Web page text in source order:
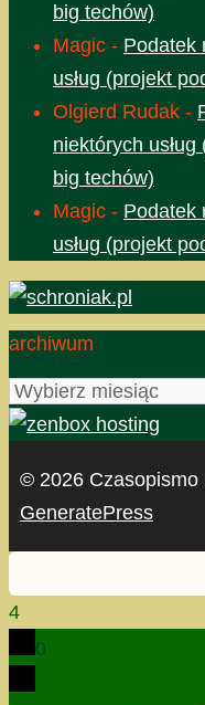
big techów)
Magic - Podatek
usług (projekt
Olgierd Rudak -
niektórych
big techów)
Magic - Podatek
usług (projekt
archiwum
archiwum
© 2026 Czasopismo
GeneratePress
4
0